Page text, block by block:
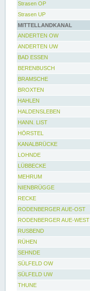
Strasen OP
Strasen UP
MITTELLANDKANAL
ANDERTEN OW
ANDERTEN UW
BAD ESSEN
BERENBUSCH
BRAMSCHE
BROXTEN
HAHLEN
HALDENSLEBEN
HANN. LIST
HÖRSTEL
KANALBRÜCKE
LOHNDE
LÜBBECKE
MEHRUM
NIENBRÜGGE
RECKE
RODENBERGER AUE-OST
RODENBERGER AUE-WEST
RUSBEND
RÜHEN
SEHNDE
SÜLFELD OW
SÜLFELD UW
THUNE